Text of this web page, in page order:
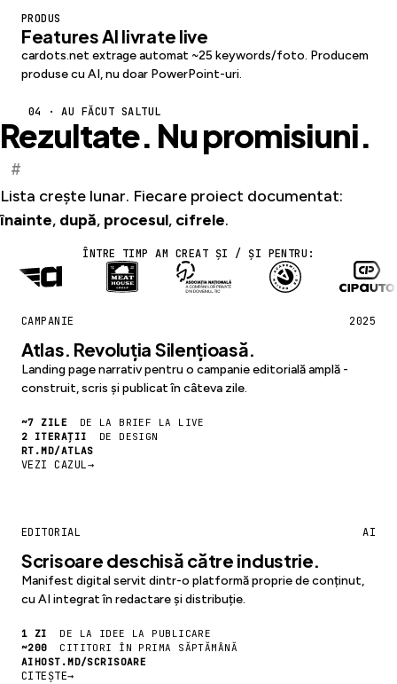
PRODUS
Features AI livrate live
cardots.net extrage automat ~25 keywords/foto. Producem
produse cu AI, nu doar PowerPoint-uri.
04 · AU FĂCUT SALTUL
Rezultate. Nu promisiuni.
#
Lista crește lunar. Fiecare proiect documentat:
înainte, după, procesul, cifrele.
ÎNTRE TIMP AM CREAT ȘI / ȘI PENTRU:
CAMPANIE 2025
Atlas. Revoluția Silențioasă.
Landing page narrativ pentru o campanie editorială amplă -
construit, scris și publicat în câteva zile.
~7 ZILE
DE LA BRIEF LA LIVE
2 ITERAȚII
DE DESIGN
RT.MD/ATLAS
VEZI CAZUL→
EDITORIAL AI
Scrisoare deschisă către industrie.
Manifest digital servit dintr-o platformă proprie de conținut,
cu AI integrat în redactare și distribuție.
1 ZI
DE LA IDEE LA PUBLICARE
~200
CITITORI ÎN PRIMA SĂPTĂMÂNĂ
AIHOST.MD/SCRISOARE
CITEȘTE→